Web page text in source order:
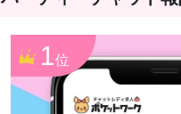
1位